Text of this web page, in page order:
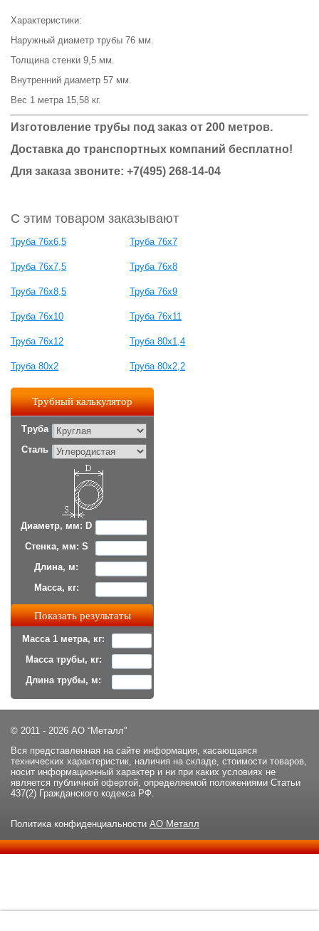
Характеристики:
Наружный диаметр трубы 76 мм.
Толщина стенки 9,5 мм.
Внутренний диаметр 57 мм.
Вес 1 метра 15,58 кг.
Изготовление трубы под заказ от 200 метров.
Доставка до транспортных компаний бесплатно!
Для заказа звоните: +7(495) 268-14-04
С этим товаром заказывают
Труба 76x6,5 Труба 76x7
Труба 76x7,5 Труба 76x8
Труба 76x8,5 Труба 76x9
Труба 76x10 Труба 76x11
Труба 76x12 Труба 80x1,4
Труба 80x2 Труба 80x2,2
Трубный калькулятор
Труба
Сталь
Диаметр, мм: D
Стенка, мм: S
Длина, м:
Масса, кг:
Масса 1 метра, кг:
Масса трубы, кг:
Длина трубы, м:
© 2011 - 2026 АО “Металл”
Вся представленная на сайте информация, касающаяся
технических характеристик, наличия на складе, стоимости товаров,
носит информационный характер и ни при каких условиях не
является публичной офертой, определяемой положениями Статьи
437(2) Гражданского кодекса РФ.
Политика конфиденциальности АО Металл